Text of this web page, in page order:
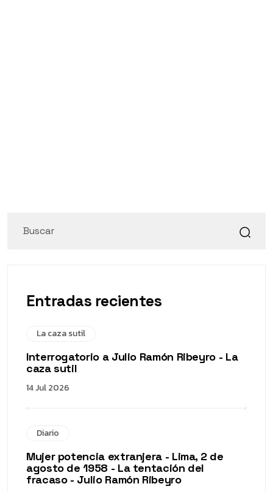
Entradas recientes
La caza sutil
Interrogatorio a Julio Ramón Ribeyro - La
caza sutil
14 Jul 2026
Diario
Mujer potencia extranjera - Lima, 2 de
agosto de 1958 - La tentación del
fracaso - Julio Ramón Ribeyro